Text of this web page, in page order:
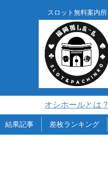
スロット無料案内所
オシホールとは？
結果記事 差枚ランキング